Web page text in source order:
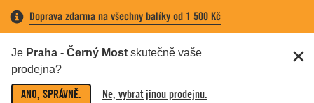
Doprava zdarma na všechny balíky od 1 500 Kč
Je Praha - Černý Most skutečně vaše
prodejna?
ANO, SPRÁVNĚ. Ne, vybrat jinou prodejnu.